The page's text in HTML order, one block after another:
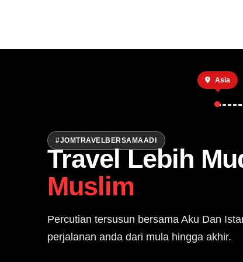
Asia
#JOMTRAVELBERSAMAADI
Travel Lebih
Muslim
Percutian tersusun bersama Aku Dan
perjalanan anda dari mula hingga akhir.